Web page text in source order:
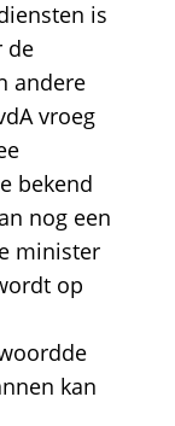
is
de
andere
vroeg
bekend
nog een
minister
op
kan